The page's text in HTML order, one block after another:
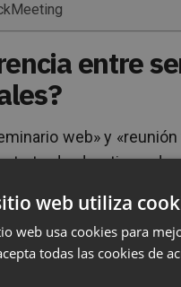
entre
web» y
trata de dos tipos de
concepto, podrás
el éxito de tu
web utiliza
web usa cookies para
todas las cookies de